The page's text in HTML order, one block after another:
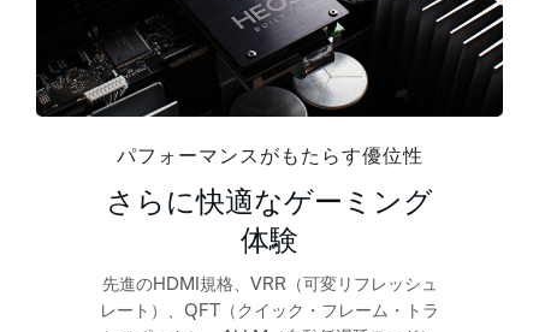
パフォーマンスがもたらす優位性
さらに快適なゲーミング
体験
先進のHDMI規格、VRR（可変リフレッシュ
レート）、QFT（クイック・フレーム・トラ